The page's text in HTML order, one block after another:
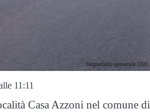
11:11
Casa Azzoni nel comune di